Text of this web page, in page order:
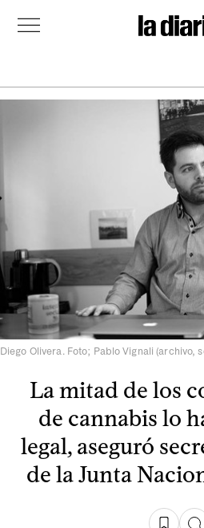
Diego Olivera. Foto; Pablo Vignali (archivo,
La mitad de los
de cannabis lo
legal, aseguró
de la Junta